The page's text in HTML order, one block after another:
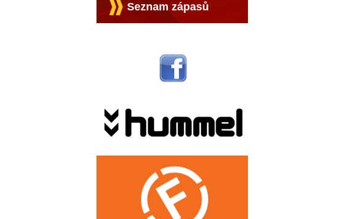
Seznam zápasů